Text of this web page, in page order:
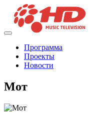
Программа
Проекты
Новости
Мот